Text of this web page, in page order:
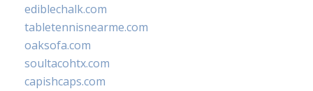
ediblechalk.com
tabletennisnearme.com
oaksofa.com
soultacohtx.com
capishcaps.com